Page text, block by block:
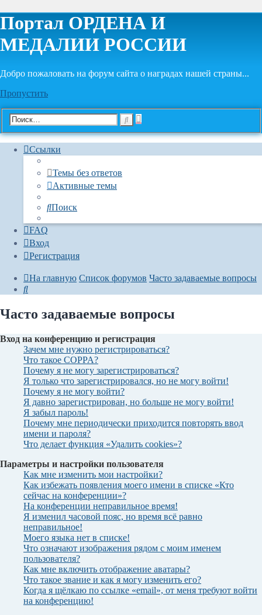
Портал ОРДЕНА И
МЕДАЛИИ РОССИИ
Добро пожаловать на форум сайта о наградах нашей страны...
Пропустить
Расширенный
Ссылки
Темы без ответов
Активные темы
Поиск
FAQ
Вход
Регистрация
На главную Список форумов Часто задаваемые вопросы
Поиск
Часто задаваемые вопросы
Вход на конференцию и регистрация
Зачем мне нужно регистрироваться?
Что такое COPPA?
Почему я не могу зарегистрироваться?
Я только что зарегистрировался, но не могу войти!
Почему я не могу войти?
Я давно зарегистрирован, но больше не могу войти!
Я забыл пароль!
Почему мне периодически приходится повторять ввод
имени и пароля?
Что делает функция «Удалить cookies»?
Параметры и настройки пользователя
Как мне изменить мои настройки?
Как избежать появления моего имени в списке «Кто
сейчас на конференции»?
На конференции неправильное время!
Я изменил часовой пояс, но время всё равно
неправильное!
Моего языка нет в списке!
Что означают изображения рядом с моим именем
пользователя?
Как мне включить отображение аватары?
Что такое звание и как я могу изменить его?
Когда я щёлкаю по ссылке «email», от меня требуют войти
на конференцию!